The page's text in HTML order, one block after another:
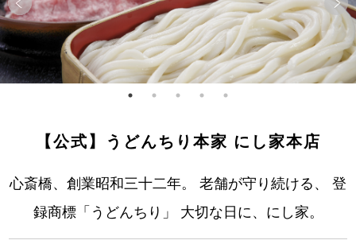
【公式】うどんちり本家 にし家本店
心斎橋、創業昭和三十二年。 老舗が守り続ける、 登
録商標「うどんちり」 大切な日に、にし家。